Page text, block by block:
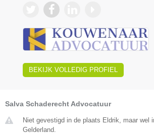
BEKIJK VOLLEDIG PROFIEL
Salva Schaderecht Advocatuur
Niet gevestigd in de plaats Eldrik, maar wel
Gelderland.